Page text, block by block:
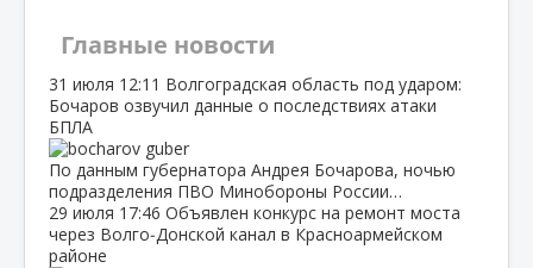
Главные новости
31 июля 12:11 Волгоградская область под ударом:
Бочаров озвучил данные о последствиях атаки
БПЛА
По данным губернатора Андрея Бочарова, ночью
подразделения ПВО Минобороны России…
29 июля 17:46 Объявлен конкурс на ремонт моста
через Волго‑Донской канал в Красноармейском
районе